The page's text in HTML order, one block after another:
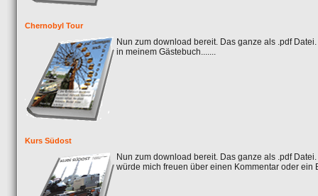
Chernobyl Tour
Nun zum download bereit. Das ganze als .pdf
in meinem Gästebuch.......
Kurs Südost
Nun zum download bereit. Das ganze als .pdf
würde mich freuen über einen Kommentar oder ein